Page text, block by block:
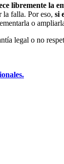
libremente la
la falla. Por eso, si
o
legal o no